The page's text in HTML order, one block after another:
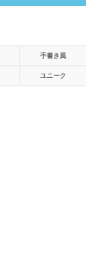
手書き風
ユニーク